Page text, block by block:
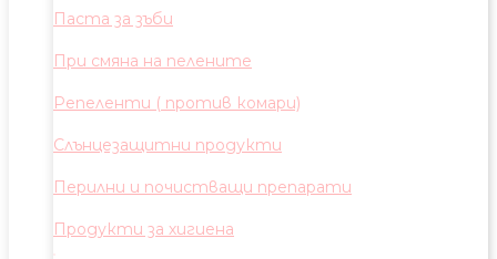
Паста за зъби
При смяна на пелените
Репеленти ( против комари)
Слънцезащитни продукти
Перилни и почистващи препарати
Продукти за хигиена